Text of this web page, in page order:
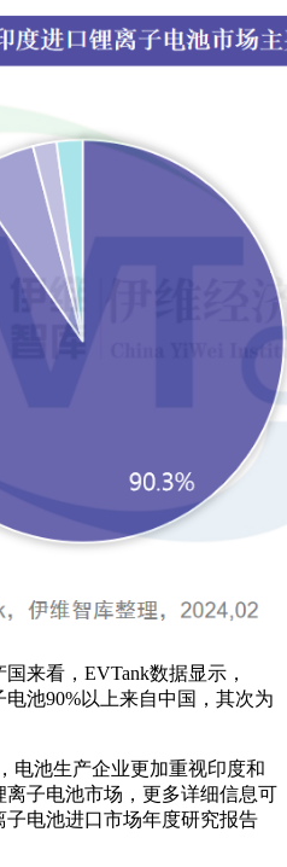
来看，EVTank数据显示，
池90%以上来自中国，其次为
电池生产企业更加重视印度和
子电池市场，更多详细信息可
电池进口市场年度研究报告